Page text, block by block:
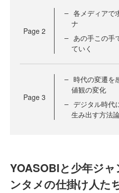
Page 2
各メディアで
ナ
あの手この手
ていく
Page 3
時代の変遷を
値観の変化
デジタル時代
生み出す方法
YOASOBIと少年ジ
ンタメの仕掛け人た